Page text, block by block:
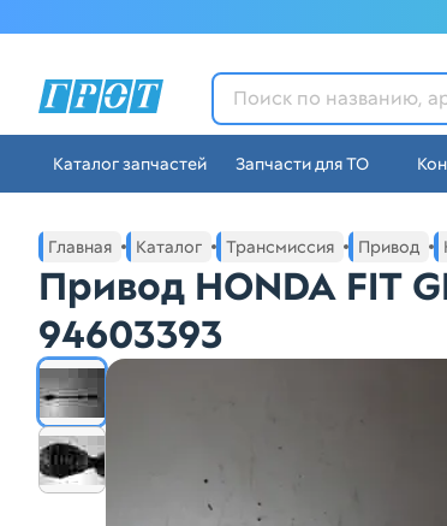
ГРОТ -
Каталог запчастей Запчасти для ТО
Основное меню навигации интернет-магазина
Главная Каталог Трансмиссия Привод
Привод HONDA FIT
94603393